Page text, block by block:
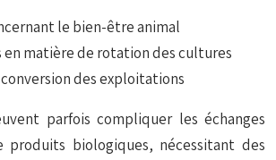
le bien-être animal
en matière de rotation des cultures
des exploitations
parfois compliquer les échanges
produits biologiques, nécessitant des